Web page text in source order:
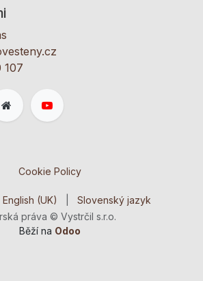
107
Cookie Policy
práva © Vystrčil s.r.o.
English (UK) Slovenský jazyk
Běží na Odoo